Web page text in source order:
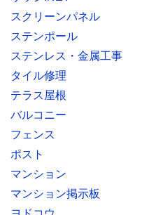
スクリーンパネル
ステンポール
ステンレス・金属工事
タイル修理
テラス屋根
バルコニー
フェンス
ポスト
マンション
マンション掲示板